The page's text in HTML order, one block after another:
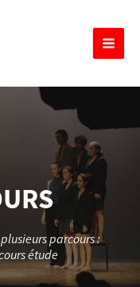
parcours :
étude